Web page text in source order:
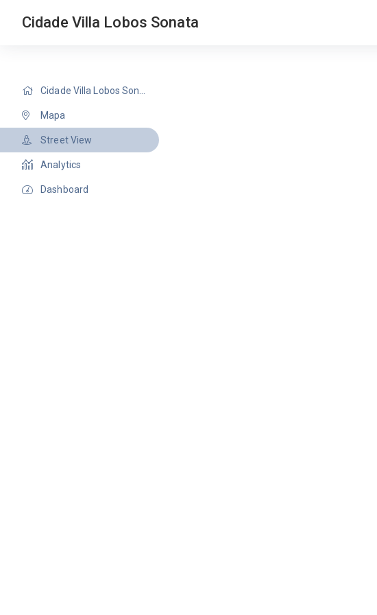
Cidade Villa Lobos Sonata
Cidade Villa Lobos Sonata
Mapa
Street View
Analytics
Dashboard